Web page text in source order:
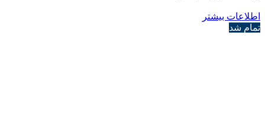
اطلاعات بیشتر
تمام شد